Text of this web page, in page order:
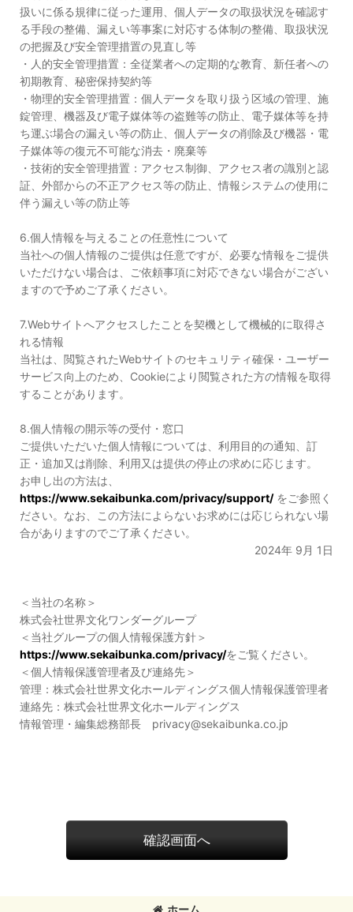
扱いに係る規律に従った運用、個人データの取扱状況を確認す
る手段の整備、漏えい等事案に対応する体制の整備、取扱状況
の把握及び安全管理措置の見直し等
・人的安全管理措置：全従業者への定期的な教育、新任者への
初期教育、秘密保持契約等
・物理的安全管理措置：個人データを取り扱う区域の管理、施
錠管理、機器及び電子媒体等の盗難等の防止、電子媒体等を持
ち運ぶ場合の漏えい等の防止、個人データの削除及び機器・電
子媒体等の復元不可能な消去・廃棄等
・技術的安全管理措置：アクセス制御、アクセス者の識別と認
証、外部からの不正アクセス等の防止、情報システムの使用に
伴う漏えい等の防止等
6.個人情報を与えることの任意性について
当社への個人情報のご提供は任意ですが、必要な情報をご提供
いただけない場合は、ご依頼事項に対応できない場合がござい
ますので予めご了承ください。
7.Webサイトへアクセスしたことを契機として機械的に取得さ
れる情報
当社は、閲覧されたWebサイトのセキュリティ確保・ユーザー
サービス向上のため、Cookieにより閲覧された方の情報を取得
することがあります。
8.個人情報の開示等の受付・窓口
ご提供いただいた個人情報については、利用目的の通知、訂
正・追加又は削除、利用又は提供の停止の求めに応じます。
お申し出の方法は、
https://www.sekaibunka.com/privacy/support/をご参照く
ださい。なお、この方法によらないお求めには応じられない場
合がありますのでご了承ください。
2024年 9月 1日
＜当社の名称＞
株式会社世界文化ワンダーグループ
＜当社グループの個人情報保護方針＞
https://www.sekaibunka.com/privacy/をご覧ください。
＜個人情報保護管理者及び連絡先＞
管理：株式会社世界文化ホールディングス個人情報保護管理者
連絡先：株式会社世界文化ホールディングス
情報管理・編集総務部長 privacy@sekaibunka.co.jp
確認画面へ